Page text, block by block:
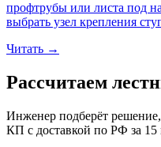
профтрубы или листа под
выбрать узел крепления
Читать →
Рассчитаем
Инженер подберёт
КП с доставкой по РФ за 15